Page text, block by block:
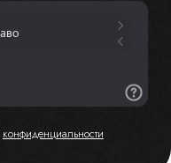
конфиденциальности